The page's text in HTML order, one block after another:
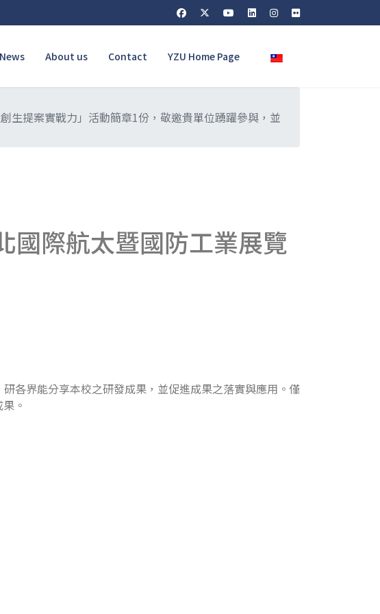
About us Contact YZU Home Page Select your language
生提案實戰力」活動簡章1份，敬邀貴單位踴躍參與，並
國際航太暨國防工業展覽
各界能分享本校之研發成果，並促進成果之落實與應用。僅
。